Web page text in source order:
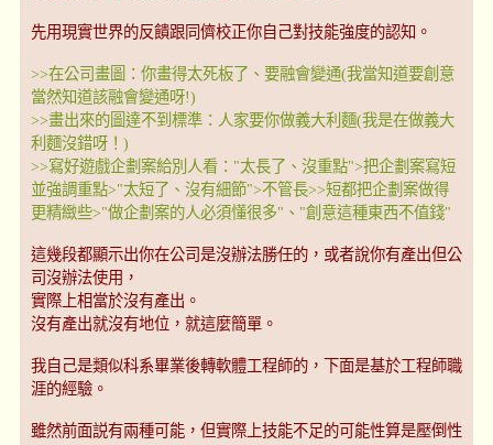
先用現實世界的反饋跟同儕校正你自己對技能強度的認知。
>>在公司畫圖：你畫得太死板了、要融會變通(我當知道要創意
當然知道該融會變通呀!)
>>畫出來的圖達不到標準：人家要你做義大利麵(我是在做義大
利麵沒錯呀！)
>>寫好遊戲企劃案給別人看："太長了、沒重點">把企劃案寫短
並強調重點>"太短了、沒有細節">不管長>>短都把企劃案做得
更精緻些>"做企劃案的人必須懂很多"、"創意這種東西不值錢"
這幾段都顯示出你在公司是沒辦法勝任的，或者說你有產出但公
司沒辦法使用，
實際上相當於沒有產出。
沒有產出就沒有地位，就這麼簡單。
我自己是類似科系畢業後轉軟體工程師的，下面是基於工程師職
涯的經驗。
雖然前面説有兩種可能，但實際上技能不足的可能性算是壓倒性